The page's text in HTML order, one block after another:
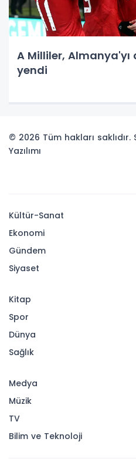
A Milliler,
yendi
© 2026 Tüm hakları saklıdır.
Yazılımı
Kültür-Sanat
Ekonomi
Gündem
Siyaset
Kitap
Spor
Dünya
Sağlık
Medya
Müzik
TV
Bilim ve Teknoloji